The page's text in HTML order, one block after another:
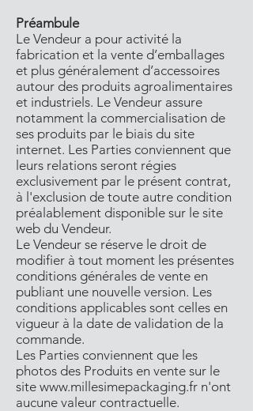
Préambule
Le Vendeur a pour activité la
fabrication et la vente d’emballages
et plus généralement d’accessoires
autour des produits agroalimentaires
et industriels. Le Vendeur assure
notamment la commercialisation de
ses produits par le biais du site
internet. Les Parties conviennent que
leurs relations seront régies
exclusivement par le présent contrat,
à l'exclusion de toute autre condition
préalablement disponible sur le site
web du Vendeur.
Le Vendeur se réserve le droit de
modifier à tout moment les présentes
conditions générales de vente en
publiant une nouvelle version. Les
conditions applicables sont celles en
vigueur à la date de validation de la
commande.
Les Parties conviennent que les
photos des Produits en vente sur le
site www.millesimepackaging.fr n'ont
aucune valeur contractuelle.